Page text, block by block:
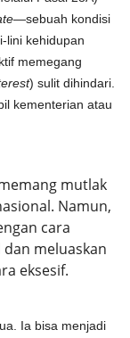
—sebuah kondisi
lini kehidupan
memegang
) sulit dihindari.
kementerian atau
mutlak
Namun,
cara
meluaskan
eksesif.
Ia bisa menjadi